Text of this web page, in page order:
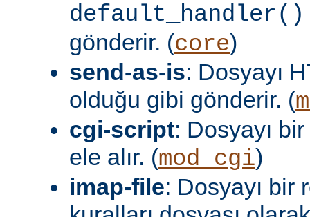
default_handler()
gönderir. (core)
send-as-is: Dosyayı
olduğu gibi gönderir. (
cgi-script: Dosyayı
ele alır. (mod_cgi)
imap-file: Dosyayı bir